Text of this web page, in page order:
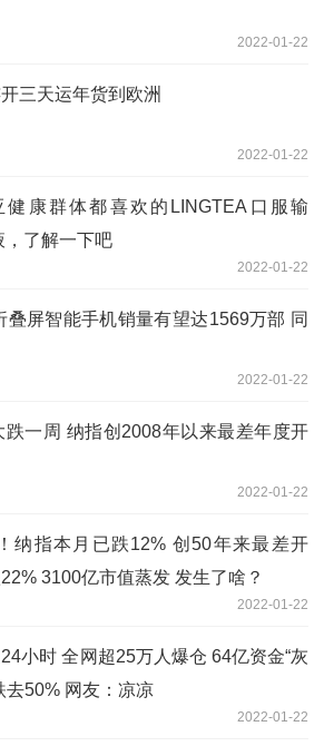
2022-01-22
三天运年货到欧洲
2022-01-22
健康群体都喜欢的LINGTEA口服输
，了解一下吧
2022-01-22
叠屏智能手机销量有望达1569万部 同
2022-01-22
一周 纳指创2008年以来最差年度开
2022-01-22
纳指本月已跌12% 创50年来最差开
3100亿市值蒸发 发生了啥？
2022-01-22
小时 全网超25万人爆仓 64亿资金“灰
去50% 网友：凉凉
2022-01-22